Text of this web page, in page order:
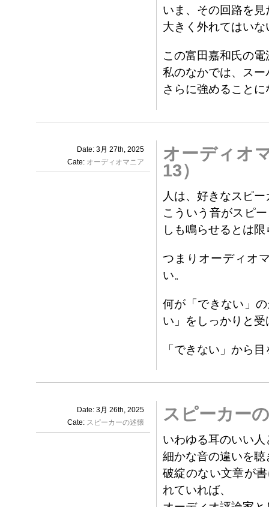
いま、その回路を
大きく外れてはいな
この富田嘉和氏の
私のなかでは、ス
さらに強めることに
Date: 3月 27th, 2025
Cate: オーディオマニア
オーディオ
13）
人は、好きなスピ
こういう音がスピ
しも鳴らせるとは
つまりオーディオ
い。
何が「できない」
い」をしっかりと
「できない」から
Date: 3月 26th, 2025
Cate: スピーカーの述懐 スピーカー
いわゆる耳のいい
細かな音の違いを
破綻のない文章が
れていれば、